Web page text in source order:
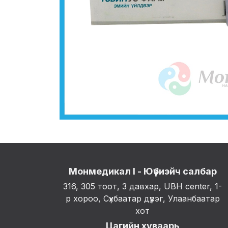
Монмедикал I - Юүбиэйч салбар
316, 305 тоот, 3 давхар, UBH center, 1-
р хороо, Сүхбаатар дүүрэг, Улаанбаатар
хот